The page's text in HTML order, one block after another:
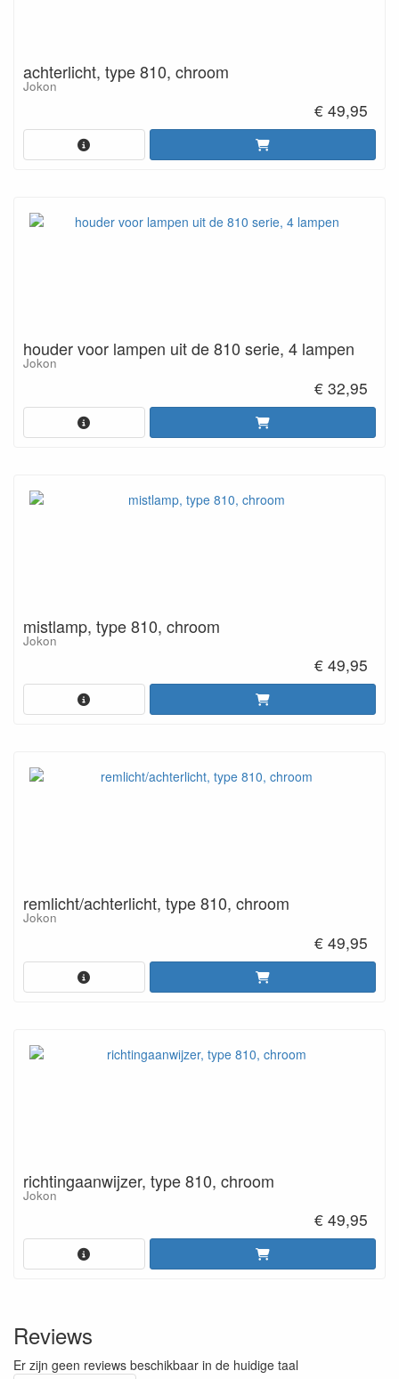
achterlicht, type 810, chroom
Jokon
€ 49,95
houder voor lampen uit de 810 serie, 4 lampen
Jokon
€ 32,95
mistlamp, type 810, chroom
Jokon
€ 49,95
remlicht/achterlicht, type 810, chroom
Jokon
€ 49,95
richtingaanwijzer, type 810, chroom
Jokon
€ 49,95
Reviews
Er zijn geen reviews beschikbaar in de huidige taal